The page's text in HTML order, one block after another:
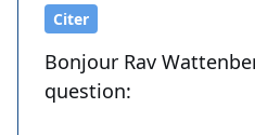
Citer
Bonjour Rav
question: